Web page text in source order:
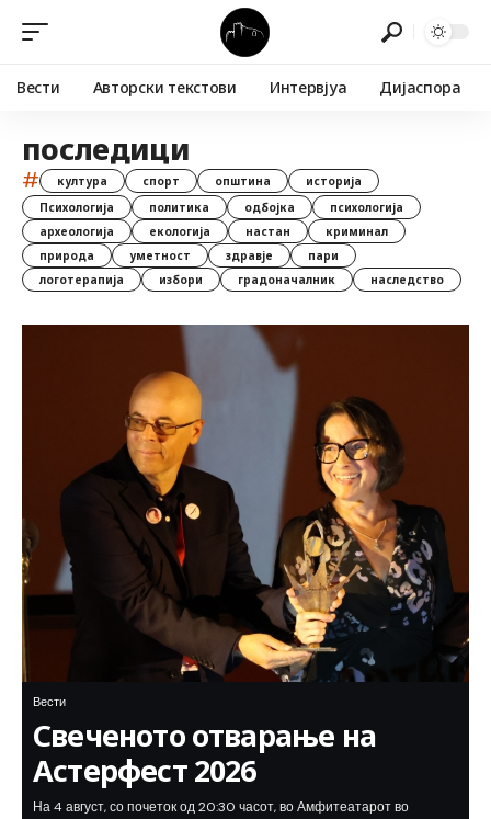
Вести Авторски текстови Интервјуа Дијаспора
последици
# култура спорт општина
историја
Психологија
политика одбојка
психологија
археологија
екологија настан
криминал
природа
уметност здравје
пари
логотерапија
избори градоначалник наследство
Вести
Свеченото отварање на
Астерфест 2026
На 4 август, со почеток од 20:30 часот, во Амфитеатарот во